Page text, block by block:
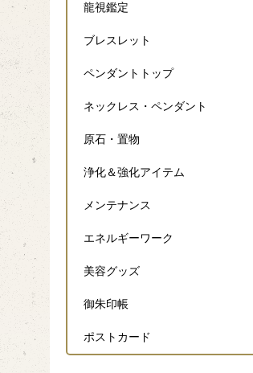
龍視鑑定
ブレスレット
ペンダントトップ
ネックレス・ペンダント
原石・置物
浄化＆強化アイテム
メンテナンス
エネルギーワーク
美容グッズ
御朱印帳
ポストカード